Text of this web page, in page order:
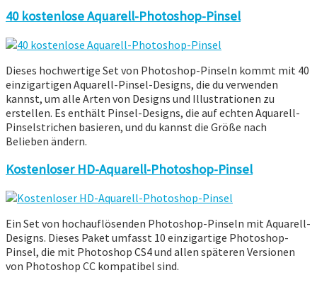
40 kostenlose Aquarell-Photoshop-Pinsel
Dieses hochwertige Set von Photoshop-Pinseln kommt mit 40
einzigartigen Aquarell-Pinsel-Designs, die du verwenden
kannst, um alle Arten von Designs und Illustrationen zu
erstellen. Es enthält Pinsel-Designs, die auf echten Aquarell-
Pinselstrichen basieren, und du kannst die Größe nach
Belieben ändern.
Kostenloser HD-Aquarell-Photoshop-Pinsel
Ein Set von hochauflösenden Photoshop-Pinseln mit Aquarell-
Designs. Dieses Paket umfasst 10 einzigartige Photoshop-
Pinsel, die mit Photoshop CS4 und allen späteren Versionen
von Photoshop CC kompatibel sind.